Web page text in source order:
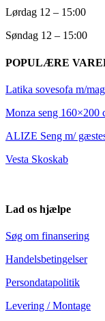
Lørdag 12 – 15:00
Søndag 12 – 15:00
POPULÆRE
Latika sovesofa m/
Monza seng 160×200
ALIZE Seng m/
Vesta Skoskab
Lad os hjælpe
Søg om finansering
Handelsbetingelser
Persondatapolitik
Levering / Montage